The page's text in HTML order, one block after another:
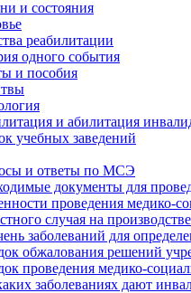
и состояния
реабилитации
одного события
и пособия
и абилитация
учебных заведений
и ответы по МСЭ
документы для
проведения медико-
случая на производстве
заболеваний для
обжалования решений
проведения медико-
заболеваниях дают